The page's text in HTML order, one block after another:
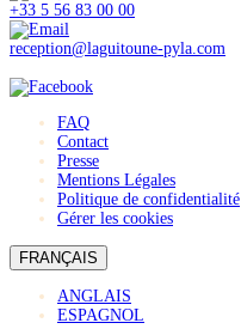
+33 5 56 83 00 00
reception@laguitoune-pyla.com
FAQ
Contact
Presse
Mentions Légales
Politique de confidentialité
Gérer les cookies
FRANÇAIS
ANGLAIS
ESPAGNOL